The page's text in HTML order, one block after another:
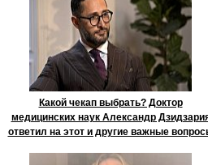
Какой чекап выбрать? Доктор
медицинских наук Александр
ответил на этот и другие важные